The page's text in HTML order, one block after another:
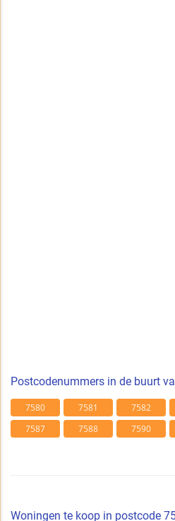
Postcodenummers in de buurt
7580 7581 7582
7587
7588 7590
Woningen te koop in postcode